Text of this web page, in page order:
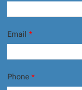
Email
Phone